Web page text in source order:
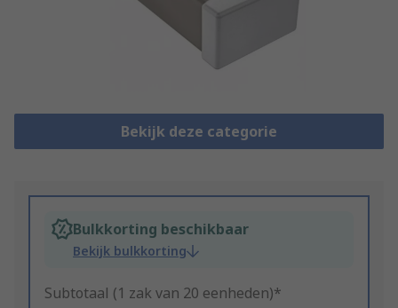
Bekijk deze categorie
Bulkkorting beschikbaar
Bekijk bulkkorting
Subtotaal (1 zak van 20 eenheden)*